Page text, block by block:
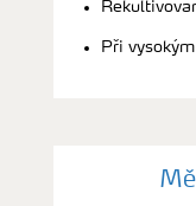
Při